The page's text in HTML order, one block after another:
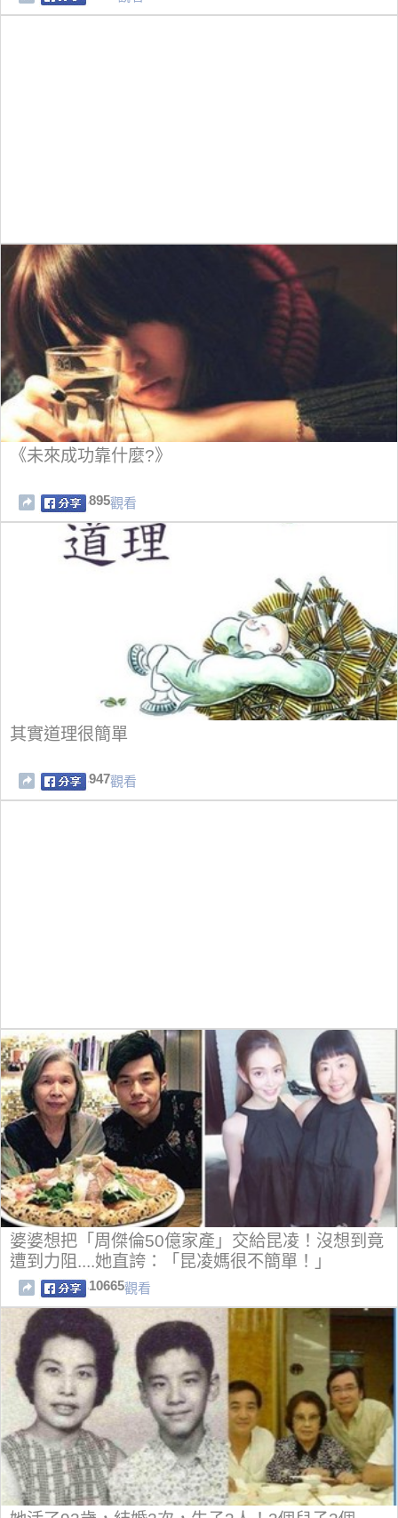
《未來成功靠什麼?》
895觀看
其實道理很簡單
947觀看
婆婆想把「周傑倫50億家產」交給昆凌！沒想到竟
遭到力阻....她直誇：「昆凌媽很不簡單！」
10665觀看